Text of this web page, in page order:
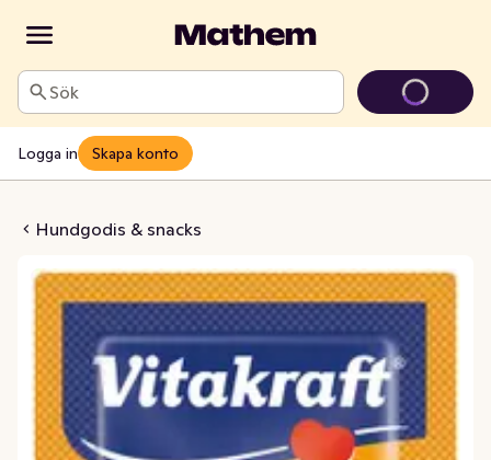
Sök
Logga in Skapa konto
Hundgodis & snacks
Vilt